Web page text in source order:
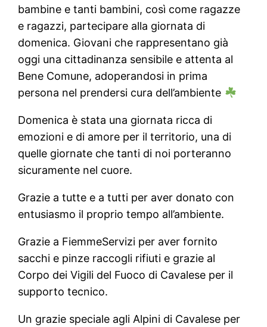
bambine e tanti bambini, così come ragazze
e ragazzi, partecipare alla giornata di
domenica. Giovani che rappresentano già
oggi una cittadinanza sensibile e attenta al
Bene Comune, adoperandosi in prima
persona nel prendersi cura dell’ambiente
Domenica è stata una giornata ricca di
emozioni e di amore per il territorio, una di
quelle giornate che tanti di noi porteranno
sicuramente nel cuore.
Grazie a tutte e a tutti per aver donato con
entusiasmo il proprio tempo all’ambiente.
Grazie a FiemmeServizi per aver fornito
sacchi e pinze raccogli rifiuti e grazie al
Corpo dei Vigili del Fuoco di Cavalese per il
supporto tecnico.
Un grazie speciale agli Alpini di Cavalese per